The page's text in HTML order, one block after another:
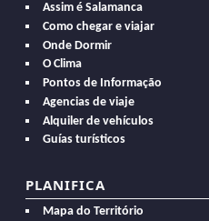
Assim é Salamanca
Como chegar e viajar
Onde Dormir
O Clima
Pontos de Informação
Agencias de viaje
Alquiler de vehículos
Guías turísticos
PLANIFICA
Mapa do Território